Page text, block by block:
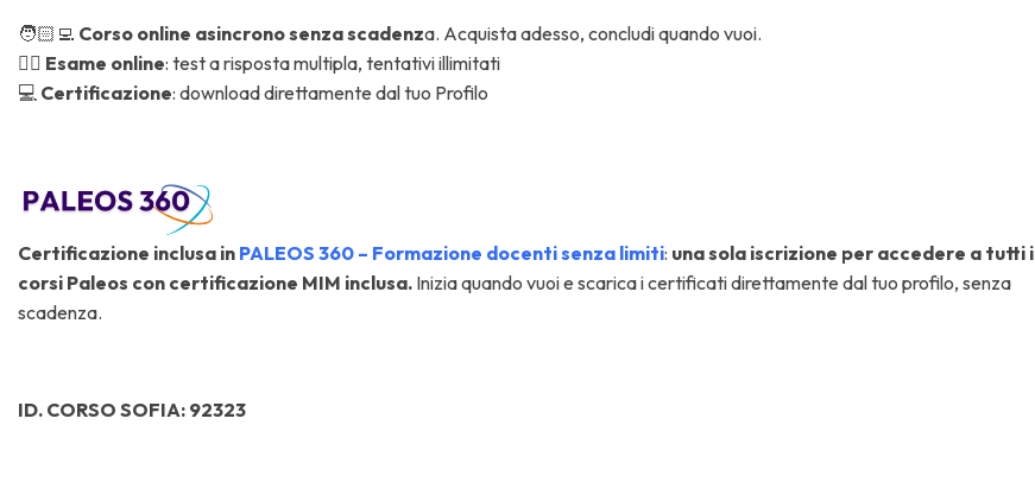
🧑🏻‍💻 Corso online asincrono senza scadenza. Acquista adesso, concludi quando vuoi.
✍🏼 Esame online: test a risposta multipla, tentativi illimitati
💻 Certificazione: download direttamente dal tuo Profilo
Certificazione inclusa in PALEOS 360 – Formazione docenti senza limiti: una sola iscrizione per accedere a tutti i
corsi Paleos con certificazione MIM inclusa. Inizia quando vuoi e scarica i certificati direttamente dal tuo profilo, senza
scadenza.
ID. CORSO SOFIA: 92323